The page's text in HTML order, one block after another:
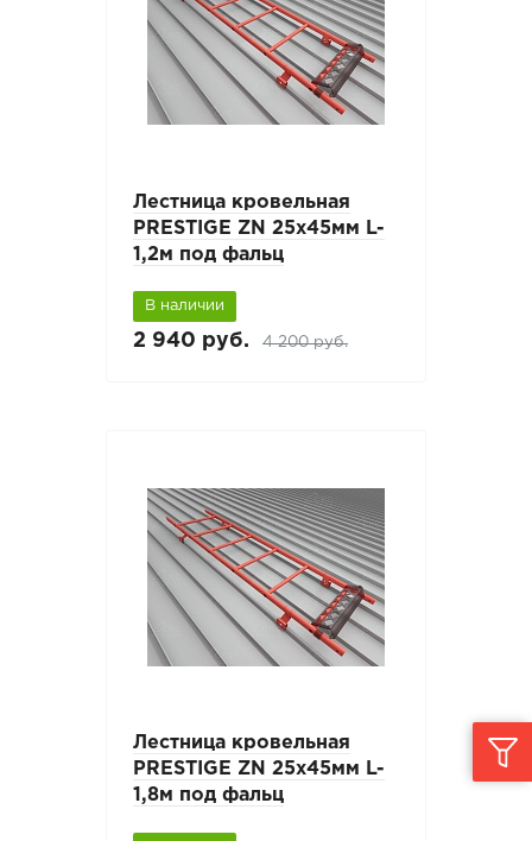
Лестница кровельная
PRESTIGE ZN 25х45мм L-
1,2м под фальц
В наличии
2 940 руб. 4 200 руб.
Лестница кровельная
PRESTIGE ZN 25х45мм L-
1,8м под фальц